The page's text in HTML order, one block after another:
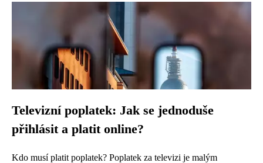
Televizní poplatek: Jak se jednoduše
přihlásit a platit online?
Kdo musí platit poplatek? Poplatek za televizi je malým